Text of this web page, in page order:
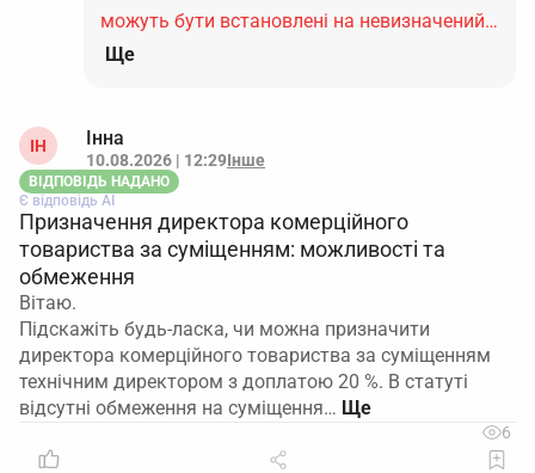
можуть бути встановлені на невизначений…
Ще
ІН Інна
10.08.2026 | 12:29Інше
ВІДПОВІДЬ НАДАНО
Є відповідь АІ
Призначення директора комерційного
товариства за суміщенням: можливості та
обмеження
Вітаю.
Підскажіть будь-ласка, чи можна призначити
директора комерційного товариства за суміщенням
технічним директором з доплатою 20 %. В статуті
відсутні обмеження на суміщення…
6